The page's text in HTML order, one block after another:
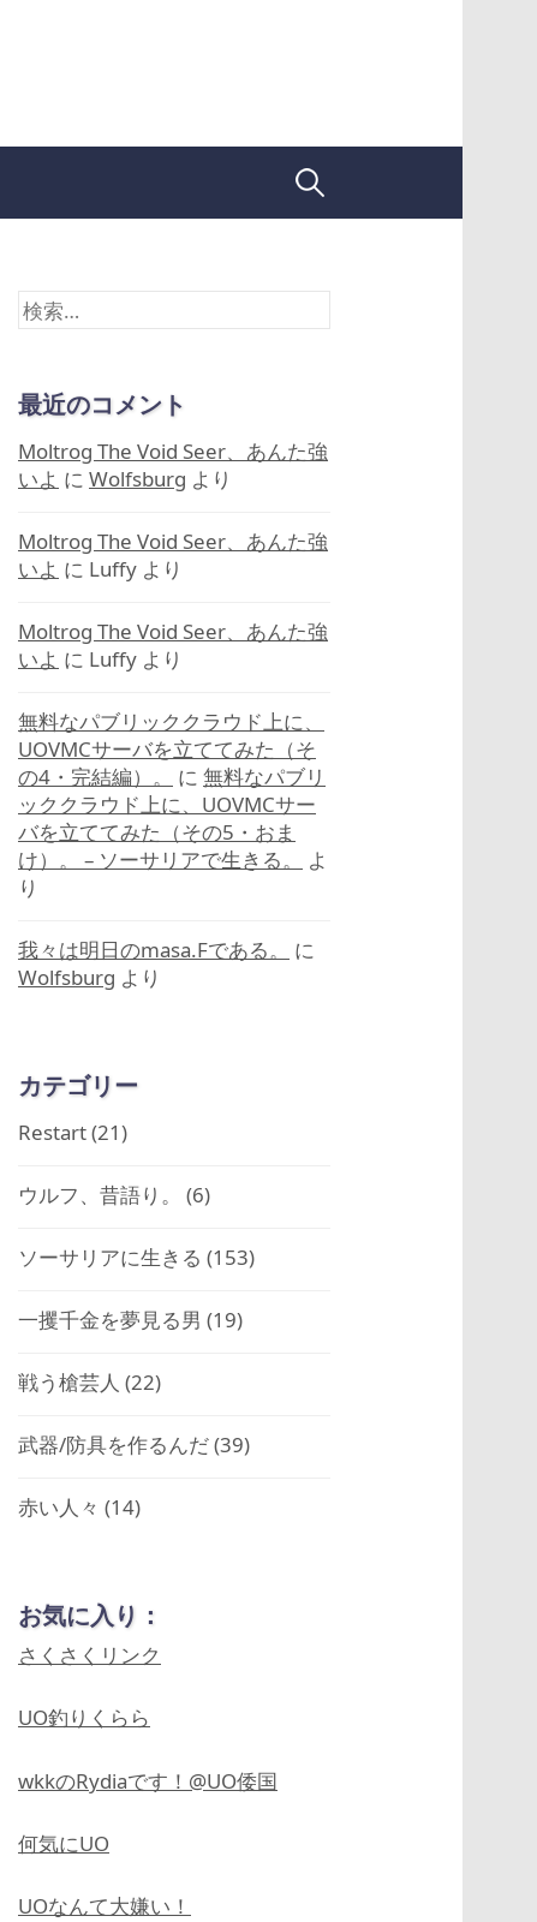
検
検
索:
最近のコメント
Moltrog The Void Seer、あんた強
いよ に Wolfsburg より
Moltrog The Void Seer、あんた強
いよ に Luffy より
Moltrog The Void Seer、あんた強
いよ に Luffy より
無料なパブリッククラウド上に、
UOVMCサーバを立ててみた（そ
の4・完結編）。
に 無料なパブリ
ッククラウド上に、UOVMCサー
バを立ててみた（その5・おま
け）。 – ソーサリアで生きる。
よ
り
我々は明日のmasa.Fである。
に
Wolfsburg より
カテゴリー
Restart(21)
ウルフ、昔語り。 (6)
ソーサリアに生きる (153)
一攫千金を夢見る男 (19)
戦う槍芸人 (22)
武器/防具を作るんだ(39)
赤い人々 (14)
お気に入り：
さくさくリンク
UO釣りくらら
wkkのRydiaです！@UO倭国
何気にUO
UOなんて大嫌い！